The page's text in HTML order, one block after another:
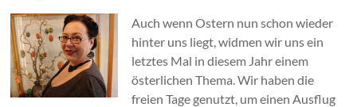
Auch wenn Ostern nun schon wieder
hinter uns liegt, widmen wir uns ein
letztes Mal in diesem Jahr einem
österlichen Thema. Wir haben die
freien Tage genutzt, um einen Ausflug